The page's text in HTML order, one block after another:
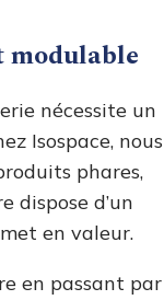
modulable
nécessite un
Isospace, nous
phares,
dispose d’un
en valeur.
en passant par